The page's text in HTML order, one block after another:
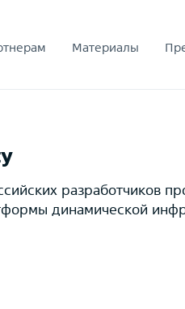
Материалы
разработчиков
динамической